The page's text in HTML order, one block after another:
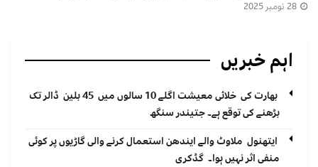
اہم خبریں
بھارت کی خلائی معیشت اگلے 10 سالوں میں 45 بلین ڈالر تک
بڑھنے کی توقع ہے۔ جتیندر سنگھ
ایتھنول ملاوٹ والے ایندھن استعمال کرنے والی گاڑیوں پر کوئی
منفی اثر نہیں ہوا۔ گڈکری